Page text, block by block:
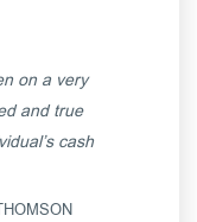
on a very
and true
cash